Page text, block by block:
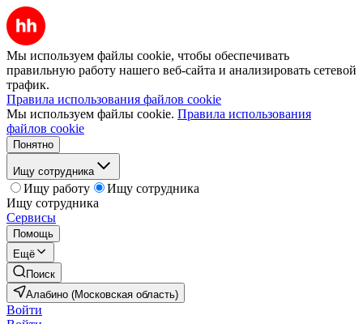
Мы используем файлы cookie, чтобы обеспечивать
правильную работу нашего веб-сайта и анализировать сетевой
трафик.
Правила использования файлов cookie
Мы используем файлы cookie. Правила использования
файлов cookie
Понятно
Ищу сотрудника
Ищу работу
Ищу сотрудника
Ищу сотрудника
Сервисы
Помощь
Ещё
Поиск
Алабино (Московская область)
Войти